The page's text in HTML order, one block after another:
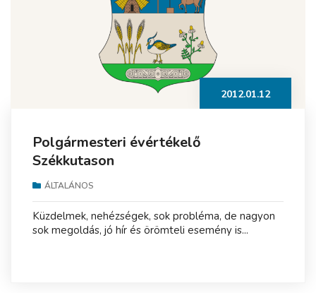
2012.01.12
Polgármesteri évértékelő
Székkutason
ÁLTALÁNOS
Küzdelmek, nehézségek, sok probléma, de nagyon
sok megoldás, jó hír és örömteli esemény is...